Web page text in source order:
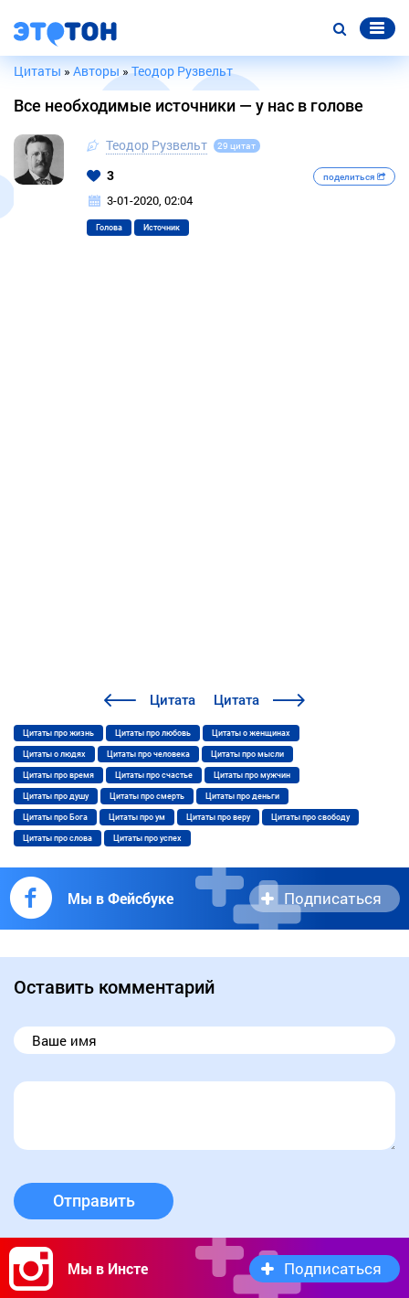
Цитаты » Авторы »Теодор Рузвельт
Все необходимые источники — у нас в голове
Теодор Рузвельт 29 цитат
3 поделиться
3-01-2020, 02:04
Голова Источник
Цитата Цитата
Цитаты про жизнь Цитаты про любовь Цитаты о женщинах
Цитаты о людях Цитаты про человека Цитаты про мысли
Цитаты про время Цитаты про счастье Цитаты про мужчин
Цитаты про душу Цитаты про смерть Цитаты про деньги
Цитаты про Бога Цитаты про ум Цитаты про веру Цитаты про свободу
Цитаты про слова Цитаты про успех
Мы в Фейсбуке Подписаться
Оставить комментарий
Отправить
Мы в Инсте Подписаться